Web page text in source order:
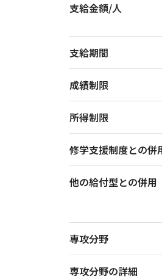
支給金額/人
支給期間
成績制限
所得制限
修学支援制度との併
他の給付型との併用
専攻分野
専攻分野の詳細